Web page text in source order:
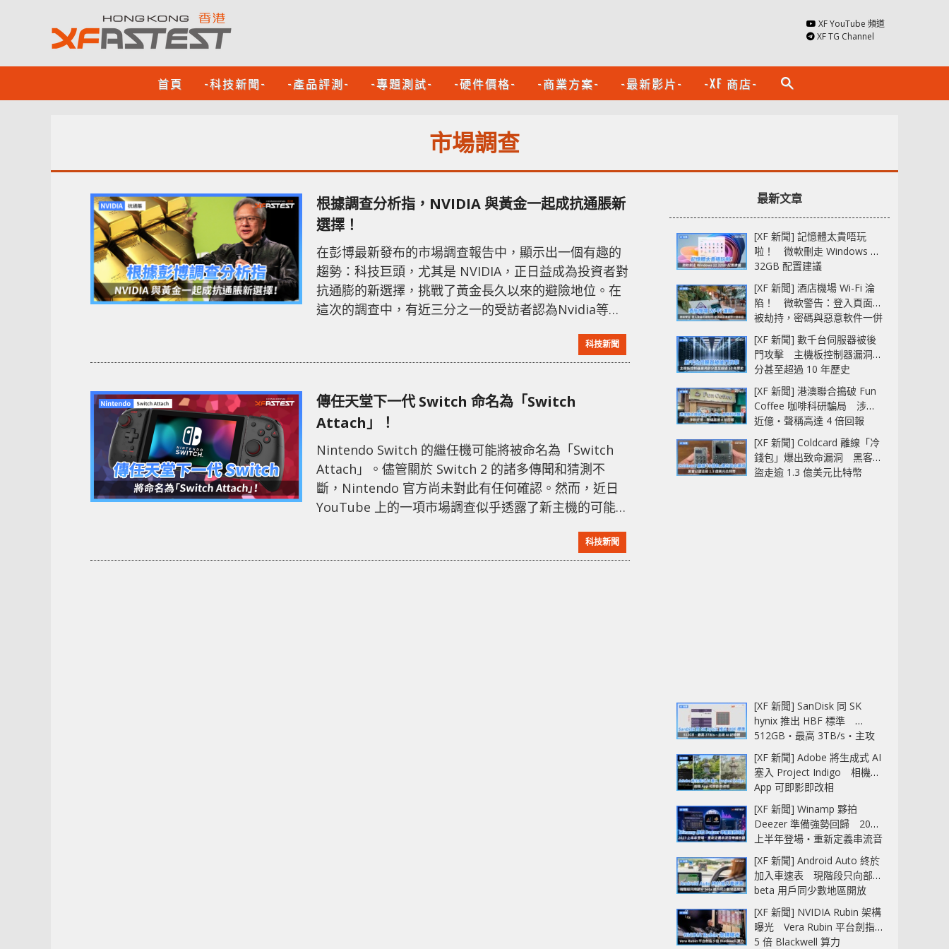
XF YouTube 頻道
XF TG Channel
首頁 -科技新聞- -產品評測- -專題測試- -硬件價格- -商業方案- -最新影片- -XF 商店- search
市場調查
根據調查分析指，NVIDIA 與黃金一起成抗通脹新
選擇！
在彭博最新發布的市場調查報告中，顯示出一個有趣的
趨勢：科技巨頭，尤其是 NVIDIA，正日益成為投資者對
抗通膨的新選擇，挑戰了黃金長久以來的避險地位。在
這次的調查中，有近三分之一的受訪者認為Nvidia等美
值穩定且普遍被接受的非貨幣性質，長期被投資者視為
對抗通膨和經濟不確定性的安全選擇。然而，這項調查
具，但科技股的崛起不容忽視。 調查分析師指出，科技
公司特別是像 NVIDIA 這樣的
科技新聞
傳任天堂下一代 Switch 命名為「Switch
Attach」！
Nintendo Switch 的繼任機可能將被命名為「Switch
Attach」。儘管關於 Switch 2 的諸多傳聞和猜測不
斷，Nintendo 官方尚未對此有任何確認。然而，近日
YouTube 上的一項市場調查似乎透露了新主機的可能名
查的截圖，該調查問道「您會考慮購買以下哪款遊戲產
品？」選項中除了 PlayStation 5 和 Xbox Series X 之
科技新聞
最新文章
[XF 新聞] 記憶體太貴唔玩
啦！ 微軟刪走 Windows 11
32GB 配置建議
[XF 新聞] 酒店機場 Wi-Fi 淪
陷！ 微軟警告：登入頁面可
被劫持，密碼與惡意軟件一併
中招
[XF 新聞] 數千台伺服器被後
門攻擊 主機板控制器漏洞部
分甚至超過 10 年歷史
[XF 新聞] 港澳聯合搗破 Fun
Coffee 咖啡科研騙局 涉款
近億‧聲稱高達 4 倍回報
[XF 新聞] Coldcard 離線「冷
錢包」爆出致命漏洞 黑客已
盜走逾 1.3 億美元比特幣
[XF 新聞] SanDisk 同 SK
hynix 推出 HBF 標準
512GB‧最高 3TB/s‧主攻
AI 記憶體
[XF 新聞] Adobe 將生成式 AI
塞入 Project Indigo 相機
App 可即影即改相
[XF 新聞] Winamp 夥拍
Deezer 準備強勢回歸 2027
上半年登場‧重新定義串流音
樂播放器
[XF 新聞] Android Auto 終於
加入車速表 現階段只向部分
beta 用戶同少數地區開放
[XF 新聞] NVIDIA Rubin 架構
曝光 Vera Rubin 平台劍指
5 倍 Blackwell 算力